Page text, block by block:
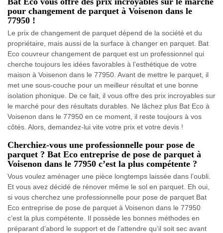
pour changement de parquet à Voisenon dans le
77950 !
Le prix de changement de parquet dépend de la société et du
propriétaire, mais aussi de la surface à changer en parquet. Bat
Eco couvreur changement de parquet est un professionnel qui
cherche toujours les idées favorables à l’esthétique de votre
maison à Voisenon dans le 77950. Avant de mettre le parquet, il
met une sous-couche pour un meilleur résultat et une bonne
isolation phonique. De ce fait, il vous offre des prix incroyables sur
le marché pour des résultats durables. Ne lâchez plus Bat Eco à
Voisenon dans le 77950 en ce moment, il reste toujours à vos
côtés. Alors, demandez-lui vite votre prix et votre devis !
Cherchiez-vous une professionnelle pour pose de
parquet ? Bat Eco entreprise de pose de parquet à
Voisenon dans le 77950 c’est la plus compétente ?
Vous voulez aménager une pièce longtemps laissée dans l’oubli.
Et vous avez décidé de rénover même le sol en parquet. Eh oui,
si vous cherchez une professionnelle pour pose de parquet Bat
Eco entreprise de pose de parquet à Voisenon dans le 77950
c’est la plus compétente. Il possède les bonnes méthodes en
préparant d’abord le support et de l’attendre qu’il soit sec avant